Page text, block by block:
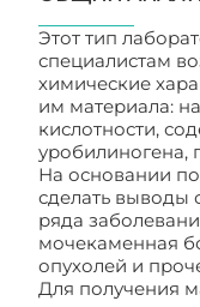
Этот тип
специалистам
химические
им материала:
кислотности,
уробилиногена,
На основании
сделать выводы
ряда
мочекаменная
опухолей и
Для получения